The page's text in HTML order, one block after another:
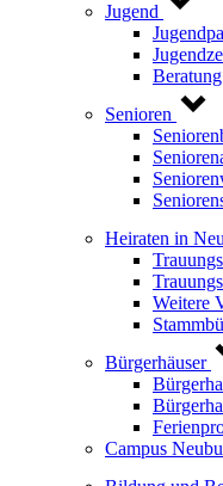
Jugend
Senioren
Heiraten in
Weitere
Bürgerhäuser
Campus